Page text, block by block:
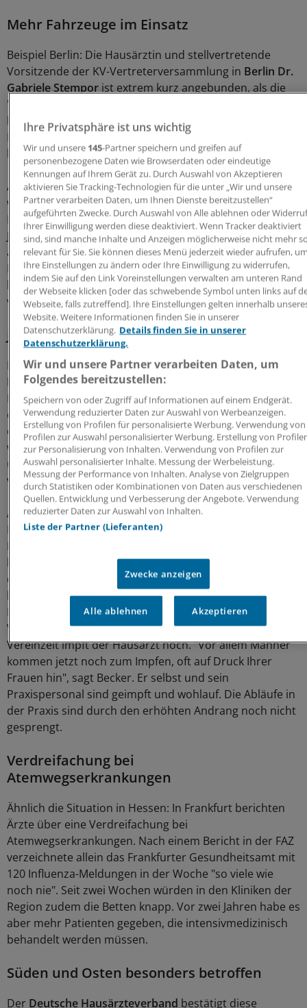
Mehr Fahrzeuge im Einsatz
Beispiel Berlin: Die Hausärztin und stellvertretende
Vorsitzende der KV-Vertreterversammlung in Berlin Dr.
Gabriele Stempor ist extrem kurz angebunden, als die
"Ärzte Zeitung" sie in der Praxis erreicht. "Ganz schlecht,
bei mir ist die Hölle los", sagt sie. Die Grippewelle hält ihr
Praxisteam in Atem. Auch Hausarzt-Kollegen haben ihr
berichtet, dass ihre Praxen voll sind.
Auch im Ärztlichen Bereitschaftsdienst der KV Berlin
wirkt sich die Grippewelle aus. Die Aufträge sind nach
KV-Angaben um ein gutes Drittel gestiegen. Seit Mitte
Januar wurde der fahrende Bereitschaftsdienst
aufgestockt, so dass nun pro Tag mindestens zwei
Fahrzeuge mit Ärzten mehr im Einsatz sind. Jedoch
haben nicht alle Patienten echte Influenza, weit
verbreitet sind auch grippale Infekte.
Jeder Vierte hat grippale Symptome
Das beobachtet auch derBerliner Hausarztinternist Dr.
Rüdiger Brand. "Langwierige Infekte sind fast die Regel.
Das trifft geimpfte wie ungeimpfte Patienten", sagte er
der "Ärzte Zeitung". Einen Teil dieser Patienten musste
er mit Antibiotika behandeln, antivirale Medikamente
waren jedoch bisher kaum nötig. Das Praxispersonal
und Brand selbst sind geimpft und blieben bislang
verschont.
Auch in benachbarten Brandenburg ist die Grippe- und
Erkältungswelle angekommen. Der
Hausärzteverbands Brandenburg, Dr. Johannes Becker,
bemerkt seit etwa zwei Wochen einen deutlichen Anstieg
der Patientenzahlen. "Jeder Vierte, der in die Praxis
kommt, hat grippale Symptome", sagt er. Antivirale
Mittel hat er noch nicht eingesetzt "Der Benefit ist im
Vergleich zu den Kosten zu gering", meint Becker.
Vereinzelt impft der Hausarzt noch. "Vor allem Männer
kommen jetzt noch zum Impfen, oft auf Druck Ihrer
Frauen hin", sagt Becker. Er selbst und sein
Praxispersonal sind geimpft und wohlauf. Die Abläufe in
der Praxis sind durch den erhöhten Andrang noch nicht
gesprengt.
Verdreifachung bei
Atemwegserkrankungen
Ähnlich die Situation in Hessen: In Frankfurt berichten
Ärzte über eine Verdreifachung bei
Atemwegserkrankungen. Nach einem Bericht in der FAZ
verzeichnete allein das Frankfurter Gesundheitsamt mit
120 Influenza-Meldungen in der Woche "so viele wie
noch nie". Seit zwei Wochen würden in den Kliniken der
Region zudem die Betten knapp. Vor zwei Jahren habe es
aber mehr Patienten gegeben, die intensivmedizinisch
behandelt werden müssen.
Süden und Osten besonders betroffen
Der Deutsche Hausärzteverband bestätigt diese
Ihre Privatsphäre ist uns wichtig
Wir und unsere 145-Partner speichern und greifen auf
personenbezogene Daten wie Browserdaten oder eindeutige
Kennungen auf Ihrem Gerät zu. Durch Auswahl von Akzeptieren
aktivieren Sie Tracking-Technologien für die unter „Wir und unsere
Partner verarbeiten Daten, um Ihnen Dienste bereitzustellen“
aufgeführten Zwecke. Durch Auswahl von Alle ablehnen oder
Ihrer Einwilligung werden diese deaktiviert. Wenn Tracker deaktiviert
sind, sind manche Inhalte und Anzeigen möglicherweise nicht mehr
relevant für Sie. Sie können dieses Menü jederzeit wieder aufrufen,
Ihre Einstellungen zu ändern oder Ihre Einwilligung zu widerrufen,
indem Sie auf den Link Voreinstellungen verwalten am unteren Rand
der Webseite klicken [oder das schwebende Symbol unten links auf
Webseite, falls zutreffend]. Ihre Einstellungen gelten innerhalb
Website. Weitere Informationen finden Sie in unserer
Datenschutzerklärung. Details finden Sie in unserer
Datenschutzerklärung.
Wir und unsere Partner verarbeiten Daten, um
Folgendes bereitzustellen:
Speichern von oder Zugriff auf Informationen auf einem Endgerät.
Verwendung reduzierter Daten zur Auswahl von Werbeanzeigen.
Erstellung von Profilen für personalisierte Werbung. Verwendung von
Profilen zur Auswahl personalisierter Werbung. Erstellung von
zur Personalisierung von Inhalten. Verwendung von Profilen zur
Auswahl personalisierter Inhalte. Messung der Werbeleistung.
Messung der Performance von Inhalten. Analyse von Zielgruppen
durch Statistiken oder Kombinationen von Daten aus verschiedenen
Quellen. Entwicklung und Verbesserung der Angebote. Verwendung
reduzierter Daten zur Auswahl von Inhalten.
Liste der Partner (Lieferanten)
Zwecke anzeigen
Alle ablehnen Akzeptieren